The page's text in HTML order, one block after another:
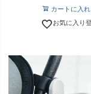
カートに入れ
お気に入り